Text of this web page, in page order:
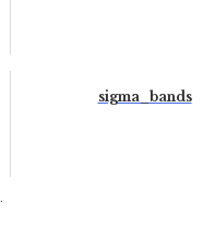
sigma_bands